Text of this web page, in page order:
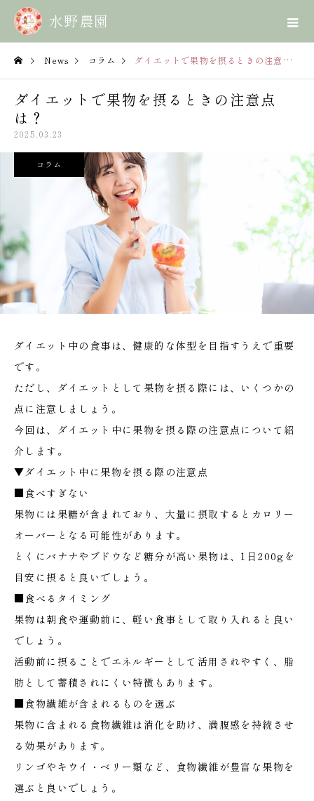
News コラム ダイエットで果物を摂るときの注意点は？
ダイエットで果物を摂るときの注意点
は？
2025.03.23
コラム
ダイエット中の食事は、健康的な体型を目指すうえで重要
です。
ただし、ダイエットとして果物を摂る際には、いくつかの
点に注意しましょう。
今回は、ダイエット中に果物を摂る際の注意点について紹
介します。
▼ダイエット中に果物を摂る際の注意点
■食べすぎない
果物には果糖が含まれており、大量に摂取するとカロリー
オーバーとなる可能性があります。
とくにバナナやブドウなど糖分が高い果物は、1日200gを
目安に摂ると良いでしょう。
■食べるタイミング
果物は朝食や運動前に、軽い食事として取り入れると良い
でしょう。
活動前に摂ることでエネルギーとして活用されやすく、脂
肪として蓄積されにくい特徴もあります。
■食物繊維が含まれるものを選ぶ
果物に含まれる食物繊維は消化を助け、満腹感を持続させ
る効果があります。
リンゴやキウイ・ベリー類など、食物繊維が豊富な果物を
選ぶと良いでしょう。